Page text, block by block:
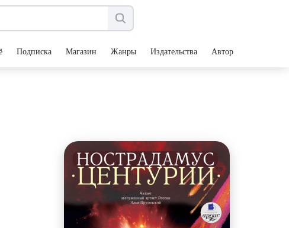
Подписка Магазин Жанры Издательства Авторы